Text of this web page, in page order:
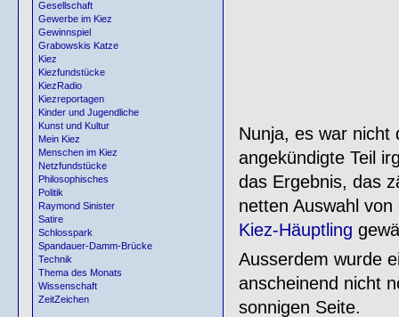
Gesellschaft
Gewerbe im Kiez
Gewinnspiel
Grabowskis Katze
Kiez
Kiezfundstücke
KiezRadio
Kiezreportagen
Kinder und Jugendliche
Kunst und Kultur
Mein Kiez
Menschen im Kiez
Netzfundstücke
Philosophisches
Politik
Raymond Sinister
Satire
Schlosspark
Spandauer-Damm-Brücke
Technik
Thema des Monats
Wissenschaft
ZeitZeichen
Nunja, es war nicht
angekündigte Teil
das Ergebnis, das
netten Auswahl
Kiez-Häuptling
Ausserdem wurde
anscheinend nicht
sonnigen Seite.